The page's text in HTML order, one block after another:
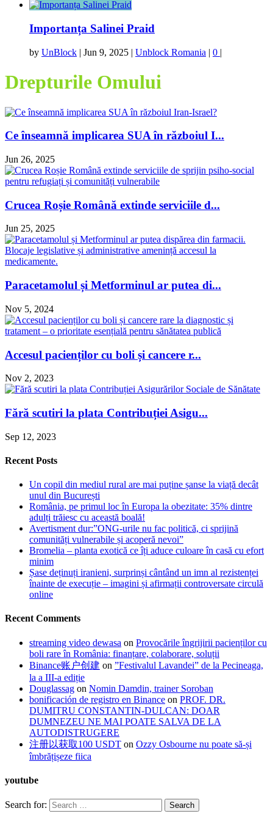
Importanța Salinei Praid
by UnBlock | Jun 9, 2025 | Unblock Romania | 0 |
Drepturile Omului
Ce înseamnă implicarea SUA în războiul I...
Jun 26, 2025
Crucea Roșie Română extinde serviciile d...
Jun 25, 2025
Paracetamolul și Metforminul ar putea di...
Nov 5, 2024
Accesul pacienților cu boli și cancere r...
Nov 2, 2023
Fără scutiri la plata Contribuției Asigu...
Sep 12, 2023
Recent Posts
Un copil din mediul rural are mai puține șanse la viață decât
unul din București
România, pe primul loc în Europa la obezitate: 35% dintre
adulți trăiesc cu această boală!
Avertisment dur:”ONG-urile nu fac politică, ci sprijină
comunități vulnerabile și acoperă nevoi”
Bromelia – planta exotică ce îți aduce culoare în casă cu efort
minim
Șase deținuți iranieni, surprinși cântând un imn al rezistenței
înainte de execuție – imagini și afirmații controversate circulă
online
Recent Comments
streaming video dewasa on Provocările îngrijirii pacienților cu
boli rare în România: finanțare, colaborare, soluții
Binance账户创建 on ”Festivalul Lavandei” de la Pecineaga,
la a III-a ediție
Douglassag on Nomin Damdin, trainer Soroban
bonificación de registro en Binance on PROF. DR.
DUMITRU CONSTANTIN-DULCAN: DOAR
DUMNEZEU NE MAI POATE SALVA DE LA
AUTODISTRUGERE
注册以获取100 USDT on Ozzy Osbourne nu poate să-și
îmbrățișeze fiica
youtube
Search for: